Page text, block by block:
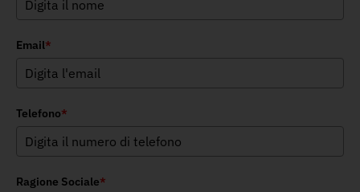
Email*
Telefono*
Ragione Sociale*